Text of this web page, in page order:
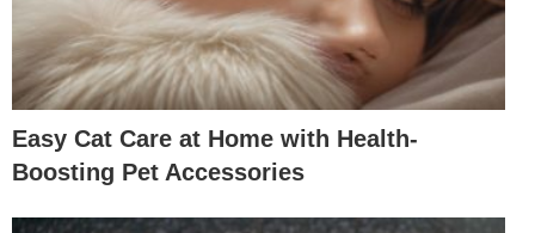
Easy Cat Care at Home with Health-
Boosting Pet Accessories